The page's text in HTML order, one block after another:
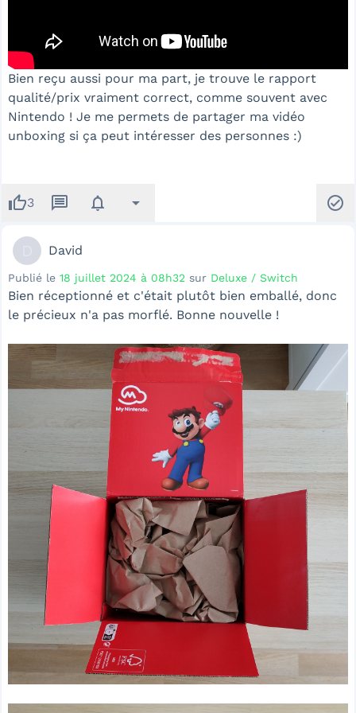
Bien reçu aussi pour ma part, je trouve le rapport
qualité/prix vraiment correct, comme souvent avec
Nintendo ! Je me permets de partager ma vidéo
unboxing si ça peut intéresser des personnes :)
thumb_up3 message notifications arrow_drop_down check_circle
David
Publié le 18 juillet 2024 à 08h32 sur Deluxe / Switch
Bien réceptionné et c'était plutôt bien emballé, donc
le précieux n'a pas morflé. Bonne nouvelle !